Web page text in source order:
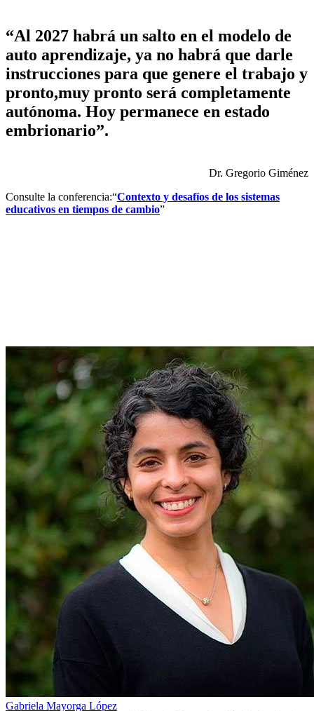
“Al 2027 habrá un salto en el modelo de
auto aprendizaje, ya no habrá que darle
instrucciones para que genere el trabajo y
pronto,muy pronto será completamente
autónoma. Hoy permanece en estado
embrionario”.
Dr. Gregorio Giménez
Consulte la conferencia:“Contexto y desafíos de los sistemas
educativos en tiempos de cambio”
Gabriela Mayorga López